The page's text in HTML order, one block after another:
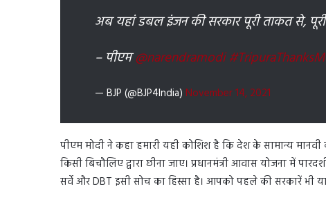
अब यहां डबल इंजन की सरकार पूरी ताकत से, पूरी
– पीएम@narendramodi
— BJP (@BJP4India) November 14, 2021
पीएम मोदी ने कहा हमारी यही कोशिश है कि देश के सामान्य
किसी बिचौलिए द्वारा छीना जाए। प्रधानमंत्री आवास योजना में
सर्वे और DBT इसी सोच का हिस्सा है। आपको पहले की सरकारें भी